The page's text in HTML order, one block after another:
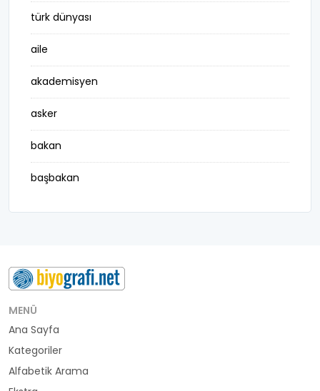
türk dünyası
aile
akademisyen
asker
bakan
başbakan
belediye başkanı
buluş
bürokrat
büyükelçi
cumhurbaşkanı
MENÜ
Ana Sayfa
Kategoriler
Alfabetik Arama